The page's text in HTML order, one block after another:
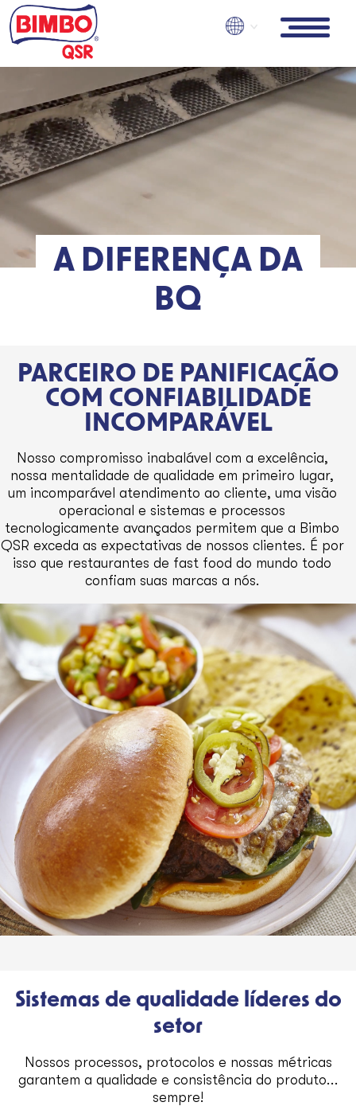
Skip
to
main
A DIFERENÇA DA
BQ
PARCEIRO DE PANIFICAÇÃO
COM CONFIABILIDADE
INCOMPARÁVEL
Nosso compromisso inabalável com a excelência,
nossa mentalidade de qualidade em primeiro lugar,
um incomparável atendimento ao cliente, uma visão
operacional e sistemas e processos
tecnologicamente avançados permitem que a Bimbo
QSR exceda as expectativas de nossos clientes. É por
isso que restaurantes de fast food do mundo todo
confiam suas marcas a nós.
Sistemas de qualidade líderes do
setor
Nossos processos, protocolos e nossas métricas
garantem a qualidade e consistência do produto...
sempre!